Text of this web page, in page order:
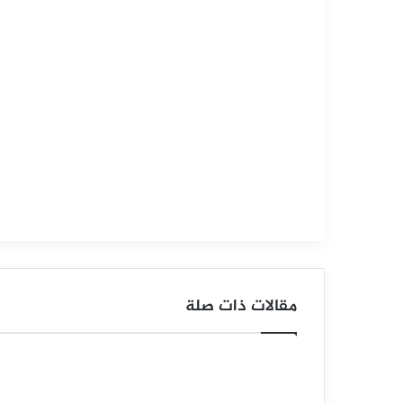
ف
ط
ا
مقالات ذات صلة